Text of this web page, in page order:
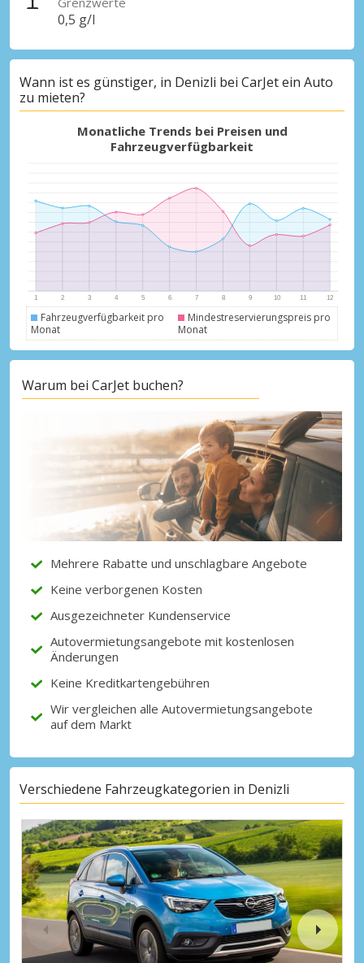
Erhalten Sie Zugang zu exklusiven
Partnerangeboten
Mit eLink anmelden
0,5 g/l
Wann ist es günstiger, in Denizli bei CarJet ein Auto
zu mieten?
Monatliche Trends bei Preisen und
Fahrzeugverfügbarkeit
Fahrzeugverfügbarkeit pro
Monat
Mindestreservierungspreis pro
Monat
Warum bei CarJet buchen?
Mehrere Rabatte und unschlagbare Angebote
Keine verborgenen Kosten
Ausgezeichneter Kundenservice
Autovermietungsangebote mit kostenlosen
Änderungen
Keine Kreditkartengebühren
Wir vergleichen alle Autovermietungsangebote
auf dem Markt
Verschiedene Fahrzeugkategorien in Denizli